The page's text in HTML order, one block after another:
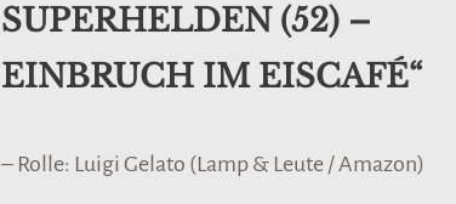
SUPERHELDEN (52) –
EINBRUCH IM EISCAFÉ“
– Rolle: Luigi Gelato (Lamp & Leute / Amazon)